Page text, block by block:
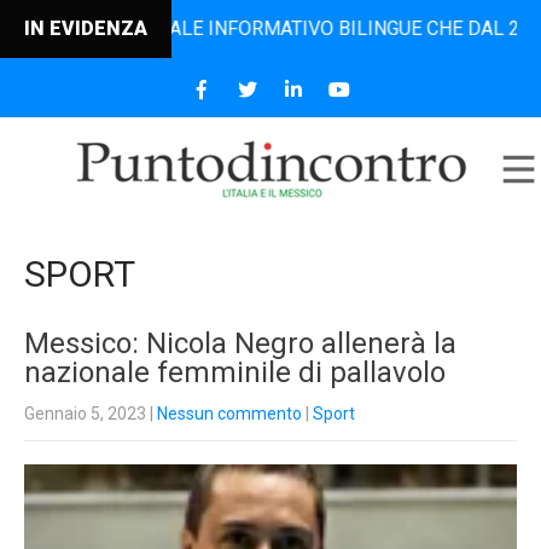
IN EVIDENZA
INFORMATIVO BILINGUE CHE DAL 2006 DIFFONDE
SPORT
Messico: Nicola Negro allenerà la
nazionale femminile di pallavolo
Gennaio 5, 2023 Nessun commento Sport